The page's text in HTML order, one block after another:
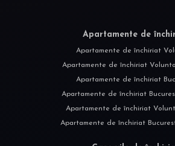
Apartamente de
Apartamente de închiriat
Apartamente de închiriat
Apartamente de închiriat
Apartamente de închiriat
Apartamente de închiriat
Apartamente de închiriat